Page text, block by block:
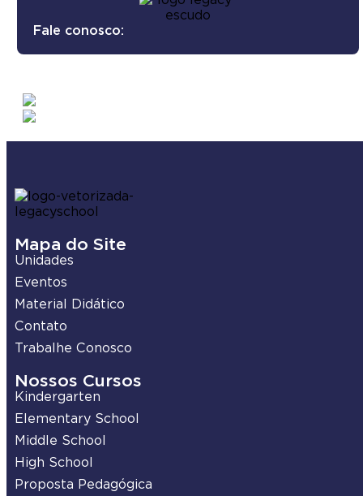
Fale conosco:
Mapa do Site
Unidades
Eventos
Material Didático
Contato
Trabalhe Conosco
Nossos Cursos
Kindergarten
Elementary School
Middle School
High School
Proposta Pedagógica